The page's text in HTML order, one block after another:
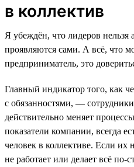
в коллектив
Я убеждён, что лидеров
проявляются сами. А всё, что
предприниматель, это
Главный индикатор того, как
с обязанностями, —
действительно меняет
показатели компании, всегда
человек в коллективе. Если их
не работает или делает всё по-